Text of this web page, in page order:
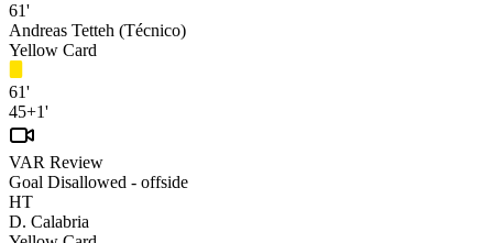
61'
Andreas Tetteh (Técnico)
Yellow Card
61'
45+1'
VAR Review
Goal Disallowed - offside
HT
D. Calabria